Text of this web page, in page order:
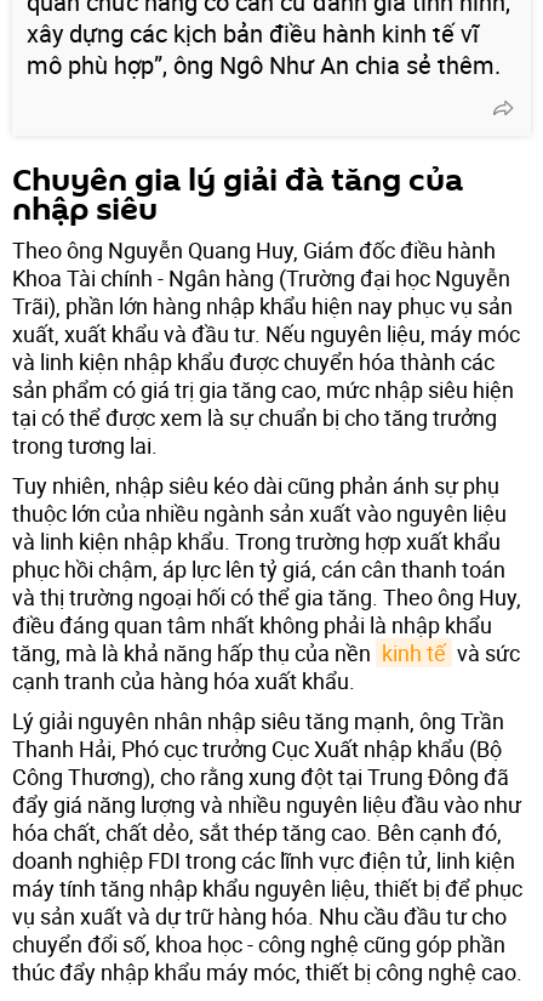
xây dựng các kịch bản điều hành kinh tế vĩ
mô phù hợp”, ông Ngô Như An chia sẻ thêm.
Chuyên gia lý giải đà tăng của
nhập siêu
Theo ông Nguyễn Quang Huy, Giám đốc điều hành
Khoa Tài chính - Ngân hàng (Trường đại học Nguyễn
Trãi), phần lớn hàng nhập khẩu hiện nay phục vụ sản
xuất, xuất khẩu và đầu tư. Nếu nguyên liệu, máy móc
và linh kiện nhập khẩu được chuyển hóa thành các
sản phẩm có giá trị gia tăng cao, mức nhập siêu hiện
tại có thể được xem là sự chuẩn bị cho tăng trưởng
trong tương lai.
Tuy nhiên, nhập siêu kéo dài cũng phản ánh sự phụ
thuộc lớn của nhiều ngành sản xuất vào nguyên liệu
và linh kiện nhập khẩu. Trong trường hợp xuất khẩu
phục hồi chậm, áp lực lên tỷ giá, cán cân thanh toán
và thị trường ngoại hối có thể gia tăng. Theo ông Huy,
điều đáng quan tâm nhất không phải là nhập khẩu
tăng, mà là khả năng hấp thụ của nền kinh tế và sức
cạnh tranh của hàng hóa xuất khẩu.
Lý giải nguyên nhân nhập siêu tăng mạnh, ông Trần
Thanh Hải, Phó cục trưởng Cục Xuất nhập khẩu (Bộ
Công Thương), cho rằng xung đột tại Trung Đông đã
đẩy giá năng lượng và nhiều nguyên liệu đầu vào như
hóa chất, chất dẻo, sắt thép tăng cao. Bên cạnh đó,
doanh nghiệp FDI trong các lĩnh vực điện tử, linh kiện
máy tính tăng nhập khẩu nguyên liệu, thiết bị để phục
vụ sản xuất và dự trữ hàng hóa. Nhu cầu đầu tư cho
chuyển đổi số, khoa học - công nghệ cũng góp phần
thúc đẩy nhập khẩu máy móc, thiết bị công nghệ cao.